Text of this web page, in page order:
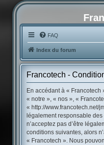
FAQ
Index du forum
Francotech -
En accédant à «
« notre », « nos », «
« http://www.francotech.net/
légalement responsable
n’acceptez pas d’être
conditions suivantes, alors
« Francotech ». Nous